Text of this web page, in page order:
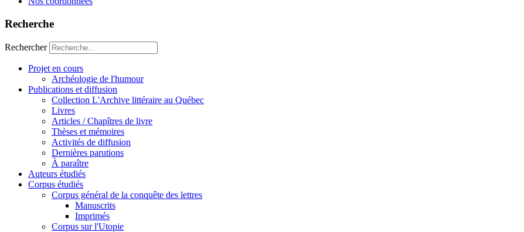
Recherche
Rechercher
Projet en cours
Archéologie de l'humour
Publications et diffusion
Collection L'Archive littéraire au Québec
Livres
Articles / Chapîtres de livre
Thèses et mémoires
Activités de diffusion
Dernières parutions
À paraître
Auteurs étudiés
Corpus étudiés
Corpus général de la conquête des lettres
Manuscrits
Imprimés
Corpus sur l'Utopie